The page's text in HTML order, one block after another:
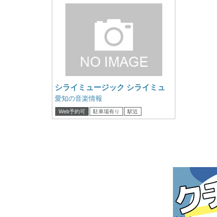
シライミュージック シライミュ
ージックさん
愛知の音楽情報
Web予約可 駐車場有り 駅近